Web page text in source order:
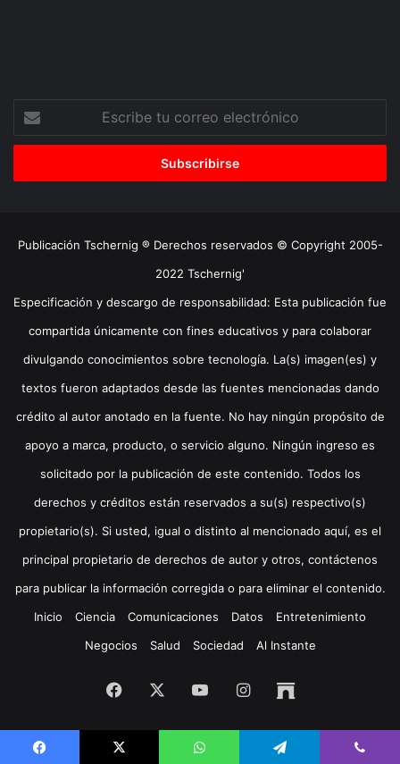
correo
Publicación Tschernig ® Derechos reservados © Copyright 2005-
2022 Tschernig'
Especificación y descargo de responsabilidad: Esta publicación fue
compartida únicamente con fines educativos y para colaborar
divulgando conocimientos sobre tecnología. La(s) imagen(es) y
textos fueron adaptados desde las fuentes mencionadas dando
crédito al autor anotado en la fuente. No hay ningún propósito de
apoyo a marca, producto, o servicio alguno. Ningún ingreso es
solicitado por la publicación de este contenido. Todos los
derechos y créditos están reservados a su(s) respectivo(s)
propietario(s). Si usted, igual o distinto al mencionado aquí, es el
principal propietario de derechos de autor y otros, contáctenos
para publicar la información corregida o para eliminar el contenido.
Inicio
Ciencia Comunicaciones Datos
Entretenimiento
Negocios
Salud Sociedad Al Instante
Facebook YouTubeInstagramArchive